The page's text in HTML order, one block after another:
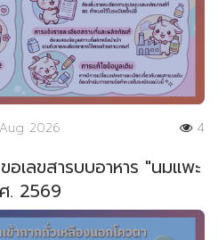
2026 4
เลขสารบบอาหาร "นมแพะ
. 2569